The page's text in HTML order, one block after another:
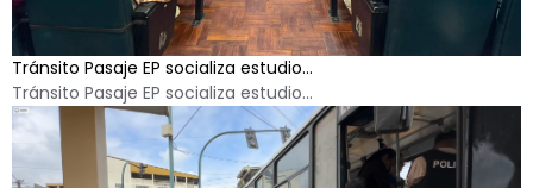
Tránsito Pasaje EP socializa estudio...
Tránsito Pasaje EP socializa estudio...